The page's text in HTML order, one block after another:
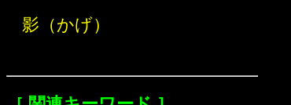
影（かげ）